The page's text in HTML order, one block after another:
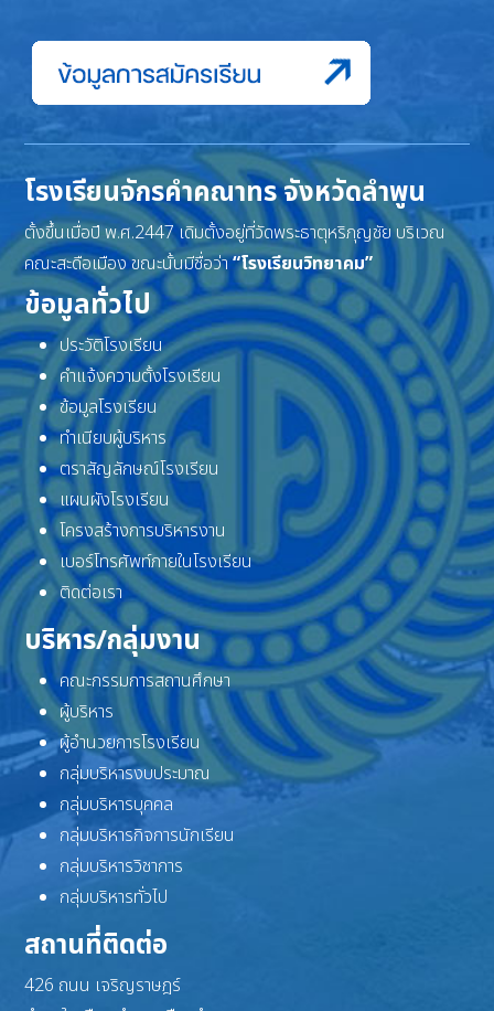
โรงเรียนจักรคำคณาทร จังหวัดลำพูน
ตั้งขึ้นเมื่อปี พ.ศ.2447 เดิมตั้งอยู่ที่วัดพระธาตุหริภุญชัย บริเวณ
คณะสะดือเมือง ขณะนั้นมีชื่อว่า“โรงเรียนวิทยาคม”
ข้อมูลทั่วไป
ประวัติโรงเรียน
คำแจ้งความตั้งโรงเรียน
ข้อมูลโรงเรียน
ทำเนียบผู้บริหาร
ตราสัญลักษณ์โรงเรียน
แผนผังโรงเรียน
โครงสร้างการบริหารงาน
เบอร์โทรศัพท์ภายในโรงเรียน
ติดต่อเรา
บริหาร/กลุ่มงาน
คณะกรรมการสถานศึกษา
ผู้บริหาร
ผู้อำนวยการโรงเรียน
กลุ่มบริหารงบประมาณ
กลุ่มบริหารบุคคล
กลุ่มบริหารกิจการนักเรียน
กลุ่มบริหารวิชาการ
กลุ่มบริหารทั่วไป
สถานที่ติดต่อ
426 ถนน เจริญราษฎร์